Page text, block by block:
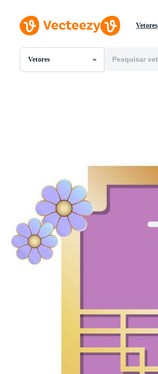
Vetores
Vetores
Todas Imagens